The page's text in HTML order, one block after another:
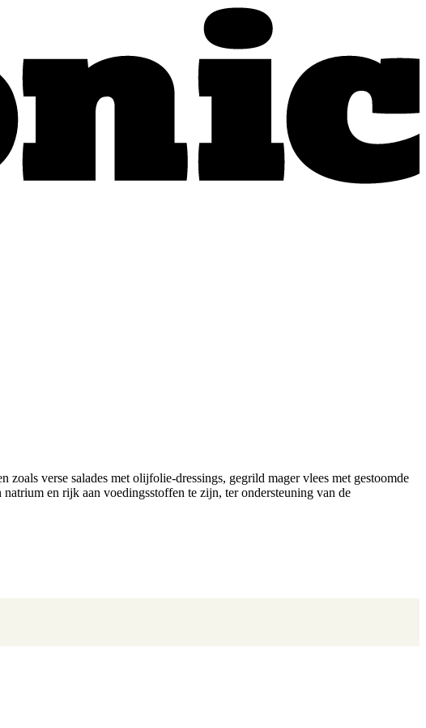
zoals verse salades met olijfolie-dressings, gegrild mager vlees met gestoomde
en rijk aan voedingsstoffen te zijn, ter ondersteuning van de